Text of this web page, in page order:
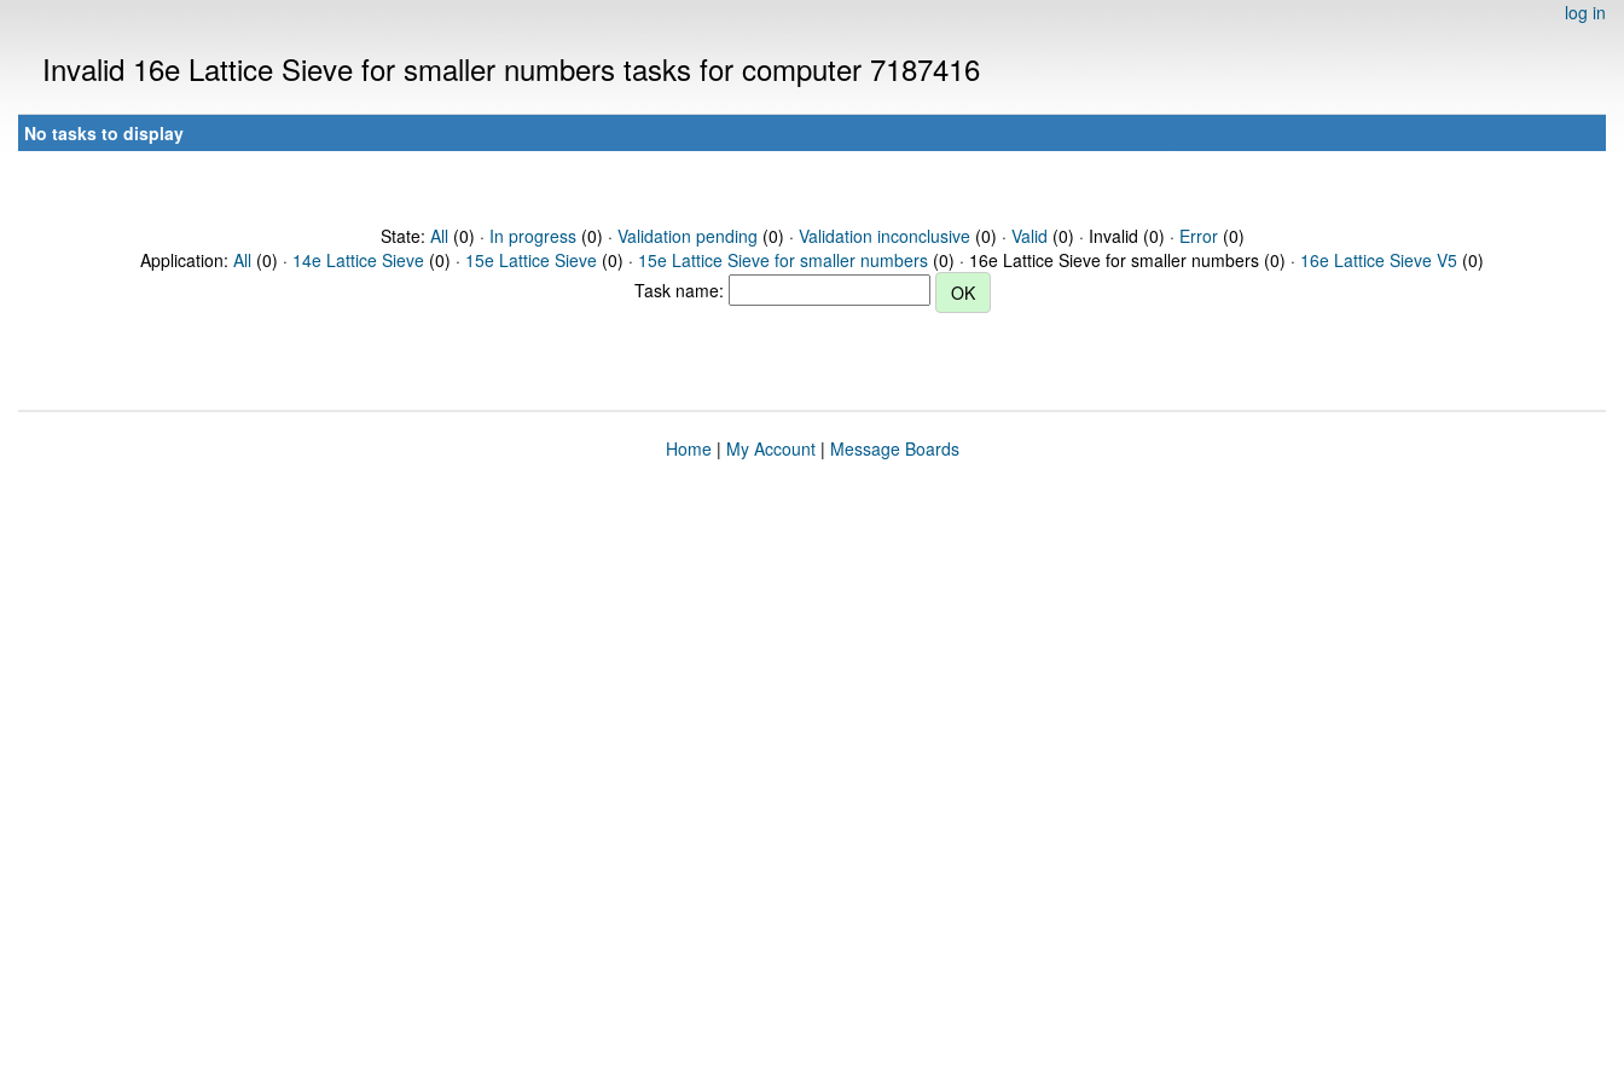
log in
Invalid 16e Lattice Sieve for smaller numbers tasks for computer 7187416
No tasks to display
State: All(0) · In progress(0) · Validation pending (0) · Validation inconclusive(0) · Valid (0) · Invalid (0) · Error(0)
Application: All (0) · 14e Lattice Sieve (0) · 15e Lattice Sieve (0) · 15e Lattice Sieve for smaller numbers (0) · 16e Lattice Sieve for smaller numbers (0) · 16e Lattice Sieve V5 (0)
Task name:
Home| My Account| Message Boards